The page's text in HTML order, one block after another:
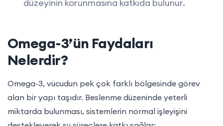
düzeyinin korunmasına katkıda bulunur.
Omega-3’ün Faydaları
Nelerdir?
Omega-3, vücudun pek çok farklı bölgesinde görev
alan bir yapı taşıdır. Beslenme düzeninde yeterli
miktarda bulunması, sistemlerin normal işleyişini